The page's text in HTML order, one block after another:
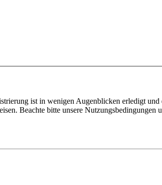
ist in wenigen Augenblicken erledigt
Beachte bitte unsere